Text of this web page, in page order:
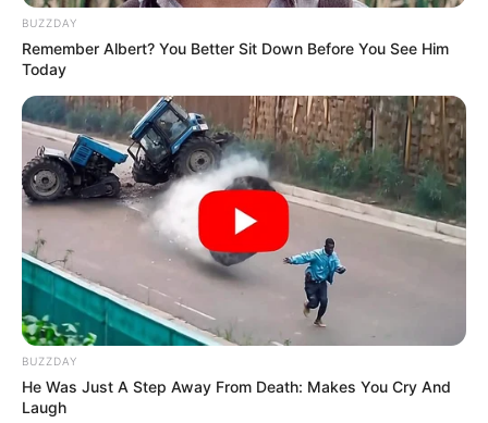
ΔΗΜΟΦΙΛΗ ΑΡΘΡΑ
Ανοιχτή επιστολή προς τον Πρόεδρο της
Τουρκικής Δημοκρατίας Ρ. Τ. Ερντογάν
Κυριακή, 2 Οκτωβρίου 2022, 11:20
BUZZDAY
Remember Albert? You Better Sit Down Before You See Him
Today
BUZZDAY
He Was Just A Step Away From Death: Makes You Cry And
Laugh